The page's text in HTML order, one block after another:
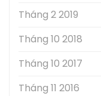
Tháng 2 2019
Tháng 10 2018
Tháng 10 2017
Tháng 11 2016